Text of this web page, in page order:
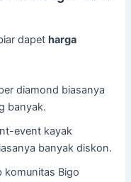
dapetharga
diamond biasanya
banyak.
event kayak
banyak diskon.
komunitas Bigo